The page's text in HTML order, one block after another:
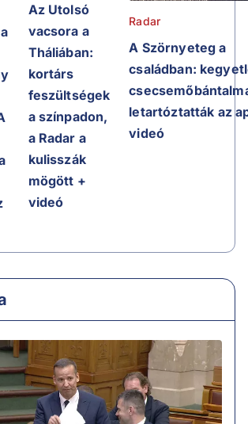
Az Utolsó
vacsora a
Tháliában:
kortárs
feszültségek
a színpadon,
a Radar a
kulisszák
mögött +
videó
Radar
A Szörnyeteg a
családban:
letartóztatták az
videó